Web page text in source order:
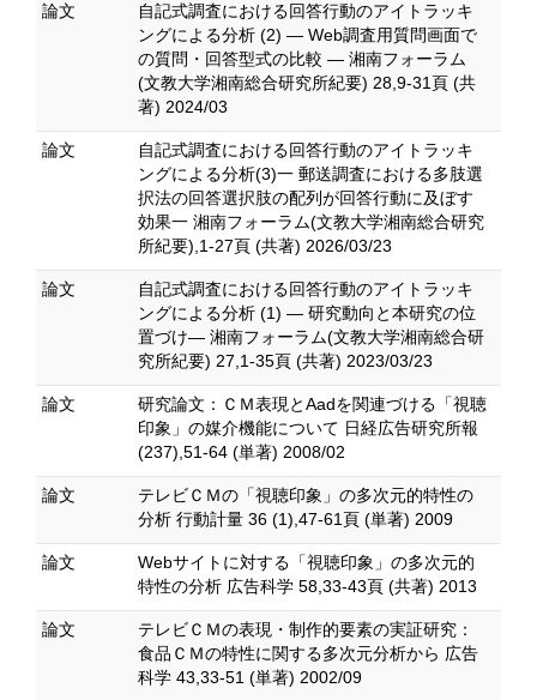
論文
自記式調査における回答行動のアイトラッキ
ングによる分析 (2) ― Web調査用質問画面で
の質問・回答型式の比較 ― 湘南フォーラム
(文教大学湘南総合研究所紀要) 28,9-31頁 (共
著) 2024/03
論文
自記式調査における回答行動のアイトラッキ
ングによる分析(3)一 郵送調査における多肢選
択法の回答選択肢の配列が回答行動に及ぼす
効果一 湘南フォーラム(文教大学湘南総合研究
所紀要),1-27頁 (共著) 2026/03/23
論文
自記式調査における回答行動のアイトラッキ
ングによる分析 (1) ― 研究動向と本研究の位
置づけ― 湘南フォーラム(文教大学湘南総合研
究所紀要) 27,1-35頁 (共著) 2023/03/23
論文
研究論文：ＣＭ表現とAadを関連づける「視聴
印象」の媒介機能について 日経広告研究所報
(237),51-64 (単著) 2008/02
論文
テレビＣＭの「視聴印象」の多次元的特性の
分析 行動計量 36 (1),47-61頁 (単著) 2009
論文
Webサイトに対する「視聴印象」の多次元的
特性の分析 広告科学 58,33-43頁 (共著) 2013
論文
テレビＣＭの表現・制作的要素の実証研究：
食品ＣＭの特性に関する多次元分析から 広告
科学 43,33-51 (単著) 2002/09